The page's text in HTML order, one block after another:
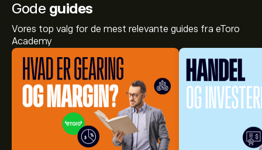
Gode guides
Vores top valg for de mest relevante guides fra eToro
Academy